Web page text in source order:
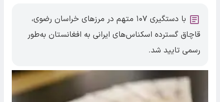
با دستگیری ۱۰۷ متهم در مرزهای خراسان رضوی،
قاچاق گسترده اسکناس‌های ایرانی به افغانستان به‌طور
رسمی تایید شد.